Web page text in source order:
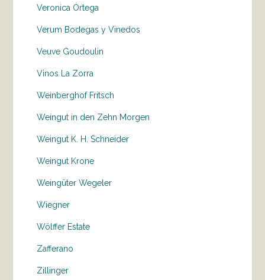
Veronica Ortega
Verum Bodegas y Vinedos
Veuve Goudoulin
Vinos La Zorra
Weinberghof Fritsch
Weingut in den Zehn Morgen
Weingut K. H. Schneider
Weingut Krone
Weingüter Wegeler
Wiegner
Wölffer Estate
Zafferano
Zillinger